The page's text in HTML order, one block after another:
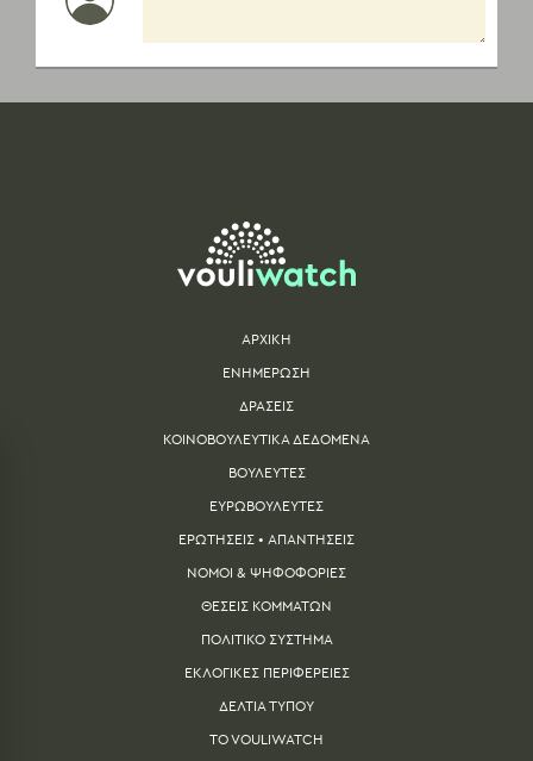
ΑΡΧΙΚΗ
ΕΝΗΜΕΡΩΣΗ
ΔΡΑΣΕΙΣ
ΚΟΙΝΟΒΟΥΛΕΥΤΙΚΑ ΔΕΔΟΜΕΝΑ
ΒΟΥΛΕΥΤΕΣ
ΕΥΡΩΒΟΥΛΕΥΤΕΣ
ΕΡΩΤΗΣΕΙΣ • ΑΠΑΝΤΗΣΕΙΣ
ΝΟΜΟΙ & ΨΗΦΟΦΟΡΙΕΣ
ΘΕΣΕΙΣ ΚΟΜΜΑΤΩΝ
ΠΟΛΙΤΙΚΟ ΣΥΣΤΗΜΑ
ΕΚΛΟΓΙΚΕΣ ΠΕΡΙΦΕΡΕΙΕΣ
ΔΕΛΤΙA ΤΥΠΟΥ
TO VOULIWATCH